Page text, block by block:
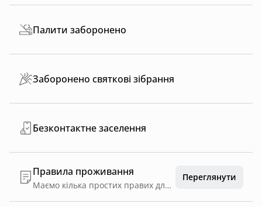
Палити заборонено
Заборонено святкові зібрання
Безконтактне заселення
Правила проживання
Маємо кілька простих правих для вашого відпочинку: - куріння (будь чого) в будиночках заборонено!!! для цього на терасі є попільниця. - суворе дотримання правил безпеки при розпалюванні пічки-каміна в будиночку. - величезне прохання не ходити у вуличному взутті всередині будиночку. -не залишайте неповнолітніх дітей без нагляду. Просимо бути ввічливими до інших гостей комплексу та не тільки: забороняється влаштовувати голосні вечірки, шуміти, вмикати голосно музику після 22:00. Проживання з тваринками: обов'язково потрібно прибирати територію за вашим улюбленцем, мити лапки після прогулянки на вулиці!!! ( на терасі є доступ до води). Дякуємо, що дбайливо ставитесь до майна та залишаєте чистим будиночок після себе !
Переглянути